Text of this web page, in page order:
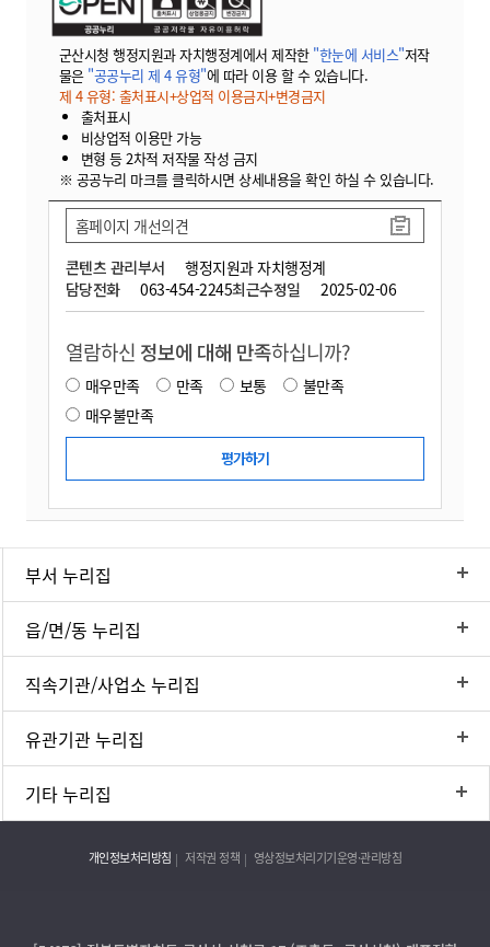
군산시청 행정지원과 자치행정계에서 제작한 "한눈에 서비스"저작
물은 "공공누리 제 4 유형"에 따라 이용 할 수 있습니다.
제 4 유형: 출처표시+상업적 이용금지+변경금지
출처표시
비상업적 이용만 가능
변형 등 2차적 저작물 작성 금지
※ 공공누리 마크를 클릭하시면 상세내용을 확인 하실 수 있습니다.
콘텐츠 관리부서
행정지원과 자치행정계
담당전화
063-454-2245최근수정일 2025-02-06
홈페이지 개선의견
열람하신 정보에 대해 만족하십니까?
매우만족 만족 보통
불만족
매우불만족
부서 누리집
읍/면/동 누리집
직속기관/사업소 누리집
유관기관 누리집
기타 누리집
개인정보처리방침 저작권 정책 영상정보처리기기운영·관리방침